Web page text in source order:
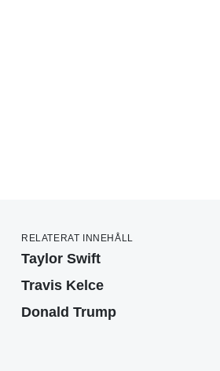
RELATERAT INNEHÅLL
Taylor Swift
Travis Kelce
Donald Trump